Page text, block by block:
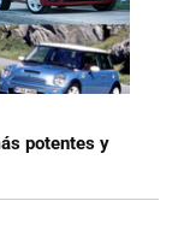
potentes y